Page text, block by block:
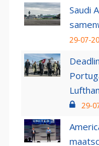
Saudi
29-07-
29-